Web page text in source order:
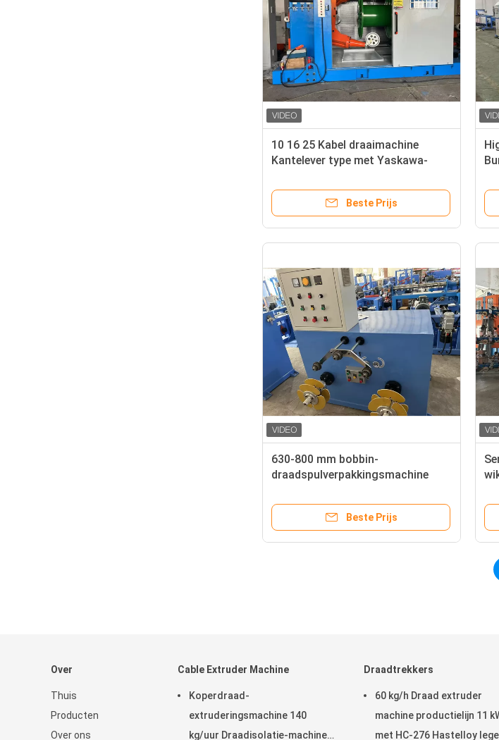
10 16 25 Kabel draaimachine
Kantelever type met Yaskawa-
Beste Prijs
630-800 mm bobbin-
draadspulverpakkingsmachine
Beste Prijs
Over
Thuis
Producten
Over ons
Cable Extruder Machine
Koperdraad-
extruderingsmachine 140
kg/uur Draadisolatie-machine
Draadtrekkers
60 kg/h Draad extruder
machine productielijn 11
met HC-276 Hastelloy